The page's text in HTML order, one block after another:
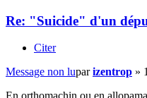
Re: "Suicide" d'un
Citer
Message non luparizentrop »